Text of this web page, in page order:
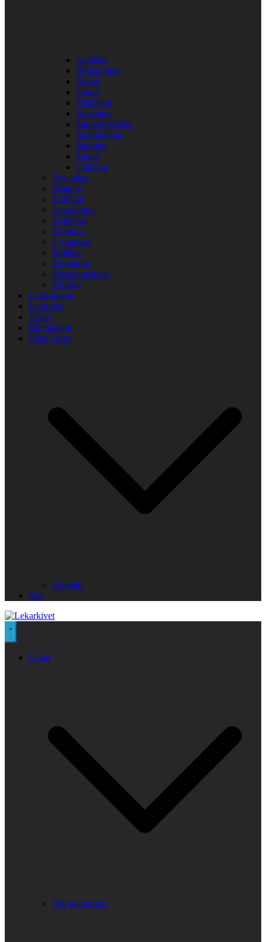
Laglekar
Midsommar
Musik
Namn
Påsklekar
Rastlekar
Samarbetslekar
Snabbalekar
Stafetter
Tagen
Utelekar
Nya lekar
Blandat
Bollekar
Lära känna
Festlekar
Förskola
Gympasal
Jullekar
Femkamp
Klassrumslekar
Kluriga
Lekfinnaren
Lekindex
Tipsa!
Bli medlem
Mina Sidor
Kontakt
Om
Lekar
Fler kategorier